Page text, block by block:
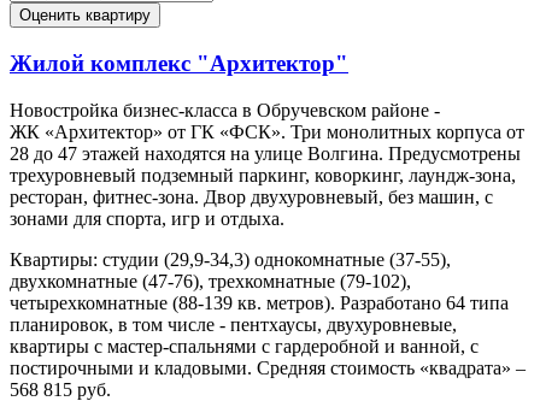
Оценить квартиру
Жилой комплекс "Архитектор"
Новостройка бизнес-класса в Обручевском районе -
ЖК «Архитектор» от ГК «ФСК». Три монолитных корпуса от
28 до 47 этажей находятся на улице Волгина. Предусмотрены
трехуровневый подземный паркинг, коворкинг, лаундж-зона,
ресторан, фитнес-зона. Двор двухуровневый, без машин, с
зонами для спорта, игр и отдыха.
Квартиры: студии (29,9-34,3) однокомнатные (37-55),
двухкомнатные (47-76), трехкомнатные (79-102),
четырехкомнатные (88-139 кв. метров). Разработано 64 типа
планировок, в том числе - пентхаусы, двухуровневые,
квартиры с мастер-спальнями с гардеробной и ванной, с
постирочными и кладовыми. Средняя стоимость «квадрата» –
568 815 руб.